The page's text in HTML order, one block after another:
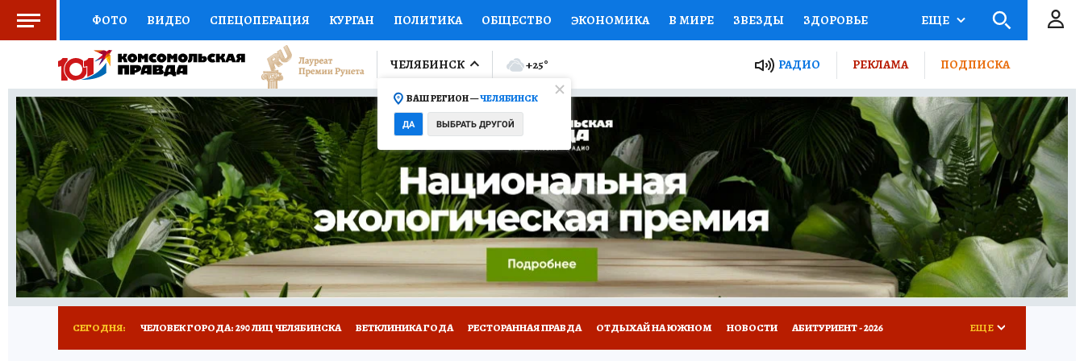
ФОТО ВИДЕО СПЕЦОПЕРАЦИЯ КУРГАН ПОЛИТИКА ОБЩЕСТВО ЭКОНОМИКА В МИРЕ ЗВЕЗДЫ ЗДОРОВЬЕ
СОЦПОДДЕРЖКА НАУКА СПОРТ КОЛУМНИСТЫ ПРОИСШЕСТВИЯ НАЦИОНАЛЬНЫЕ ПРОЕКТЫ РОССИИ
ВЫБОР ЭКСПЕРТОВ ДОКТОР ФИНАНСЫ ОТКРЫВАЕМ МИР Я ЗНАЮ СЕМЬЯ ЖЕНСКИЕ СЕКРЕТЫ ПУТЕВОДИТЕЛЬ
КНИЖНАЯ ПОЛКА ПРОГНОЗЫ НА СПОРТ ПРОМОКОДЫ СЕРИАЛЫ СПЕЦПРОЕКТЫ ДЕФИЦИТ ЖЕЛЕЗА ТУРИЗМ
ПРЕСС-ЦЕНТР НЕДВИЖИМОСТЬ ТЕЛЕВИЗОР КОЛЛЕКЦИИ КОНКУРСЫ РАБОТА У НАС ГИД ПОТРЕБИТЕЛЯ ВСЕ О КП
РАДИО КП ТЕСТЫ НОВОЕ НА САЙТЕ
ЕЩЕ
ЧЕЛЯБИНСК
ВАШ РЕГИОН —ЧЕЛЯБИНСК
ДА ВЫБРАТЬ ДРУГОЙ
+25° РАДИО РЕКЛАМА ПОДПИСКА
СЕГОДНЯ: ЧЕЛОВЕК ГОРОДА: 290 ЛИЦ ЧЕЛЯБИНСКА ВЕТКЛИНИКА ГОДА РЕСТОРАННАЯ ПРАВДА ОТДЫХАЙ НА ЮЖНОМ НОВОСТИ АБИТУРИЕНТ - 2026 ЕЩЕ